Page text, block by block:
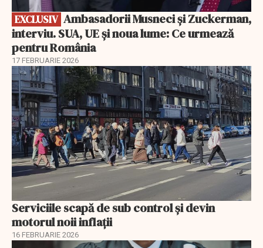
EXCLUSIV
interviu. SUA, UE și noua lume: Ce urmează
pentru România
17 FEBRUARIE 2026
Serviciile scapă de sub control și devin
motorul noii inflații
16 FEBRUARIE 2026